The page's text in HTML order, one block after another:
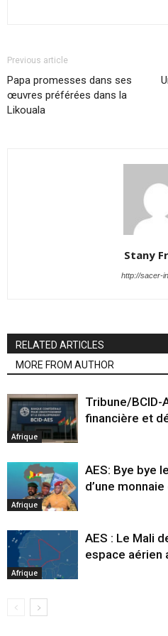
Previous article
Papa promesses dans ses
œuvres préférées dans la
Likouala
Stany
http://sacer-
RELATED ARTICLES
MORE FROM AUTHOR
Afrique
Tribune/BCID-
financière et
Afrique
AES: Bye bye
d’une
Afrique
AES : Le Mali
espace aérien